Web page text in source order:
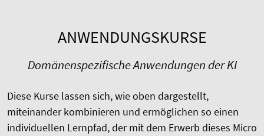
ANWENDUNGSKURSE
Domänenspezifische Anwendungen der KI
Diese Kurse lassen sich, wie oben dargestellt,
miteinander kombinieren und ermöglichen so einen
individuellen Lernpfad, der mit dem Erwerb dieses Micro